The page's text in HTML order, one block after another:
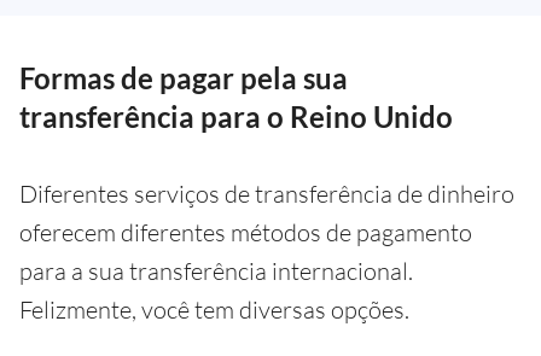
Formas de pagar pela sua
transferência para o Reino Unido
Diferentes serviços de transferência de dinheiro
oferecem diferentes métodos de pagamento
para a sua transferência internacional.
Felizmente, você tem diversas opções.